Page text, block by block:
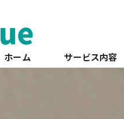
ホーム サービス内容